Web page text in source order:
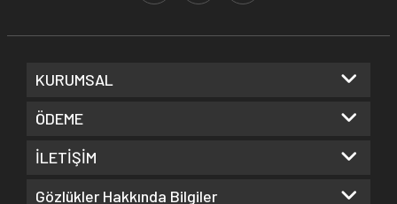
KURUMSAL
ÖDEME
İLETİŞİM
Gözlükler Hakkında Bilgiler